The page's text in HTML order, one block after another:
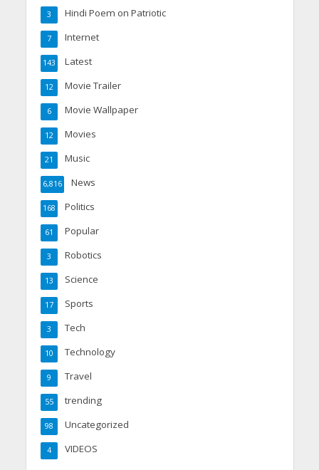
Hindi Poem on Patriotic
3
Internet
7
Latest
143
Movie Trailer
12
Movie Wallpaper
6
Movies
12
Music
21
News
6,816
Politics
168
Popular
61
Robotics
3
Science
13
Sports
17
Tech
3
Technology
10
Travel
9
trending
55
Uncategorized
98
VIDEOS
4